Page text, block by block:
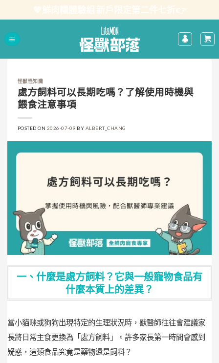
怪獸怪知識
處方飼料可以長期吃嗎？了解使用時機與
餵食注意事項
POSTED ON 2026-07-09 BY ALBERT_CHANG
一、什麼是處方飼料？它與一般寵物食品有
什麼本質上的差異？
當小貓咪或狗狗出現特定的生理狀況時，獸醫師往往會建議家
長將日常主食更換為「處方飼料」。許多家長第一時間會感到
疑惑，這類食品究竟是藥物還是飼料？